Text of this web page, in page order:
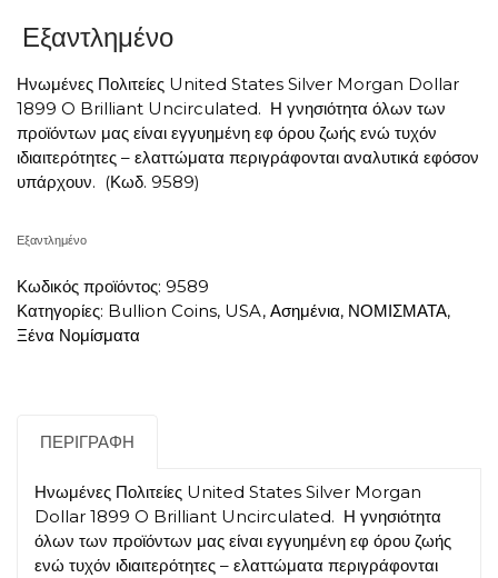
Εξαντλημένο
Ηνωμένες Πολιτείες United States Silver Morgan Dollar
1899 O Brilliant Uncirculated. Η γνησιότητα όλων των
προϊόντων μας είναι εγγυημένη εφ όρου ζωής ενώ τυχόν
ιδιαιτερότητες – ελαττώματα περιγράφονται αναλυτικά εφόσον
υπάρχουν. (Κωδ. 9589)
Εξαντλημένο
Κωδικός προϊόντος: 9589
Κατηγορίες: Bullion Coins, USA, Ασημένια, ΝΟΜΙΣΜΑΤΑ,
Ξένα Νομίσματα
ΠΕΡΙΓΡΑΦΉ
Ηνωμένες Πολιτείες United States Silver Morgan
Dollar 1899 O Brilliant Uncirculated. Η γνησιότητα
όλων των προϊόντων μας είναι εγγυημένη εφ όρου ζωής
ενώ τυχόν ιδιαιτερότητες – ελαττώματα περιγράφονται